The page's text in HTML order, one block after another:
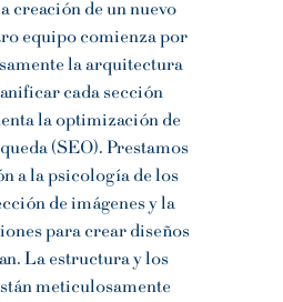
creación de un nuevo
equipo comienza por
la arquitectura
cada sección
la optimización de
(SEO). Prestamos
a la psicología de los
de imágenes y la
para crear diseños
La estructura y los
meticulosamente